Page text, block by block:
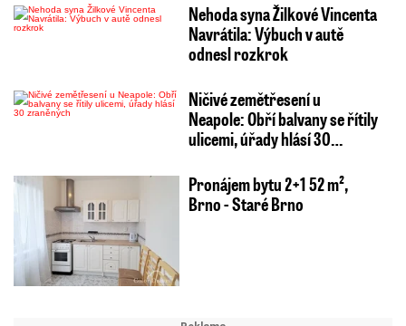
Nehoda syna Žilkové Vincenta
Navrátila: Výbuch v autě
odnesl rozkrok
Ničivé zemětřesení u
Neapole: Obří balvany se řítily
ulicemi, úřady hlásí 30…
Pronájem bytu 2+1 52 m²,
Brno - Staré Brno